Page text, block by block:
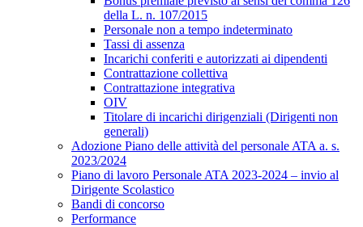
della L. n. 107/2015
Personale non a tempo indeterminato
Tassi di assenza
Incarichi conferiti e autorizzati ai dipendenti
Contrattazione collettiva
Contrattazione integrativa
OIV
Titolare di incarichi dirigenziali (Dirigenti non
generali)
Adozione Piano delle attività del personale ATA a. s.
2023/2024
Piano di lavoro Personale ATA 2023-2024 – invio al
Dirigente Scolastico
Bandi di concorso
Performance